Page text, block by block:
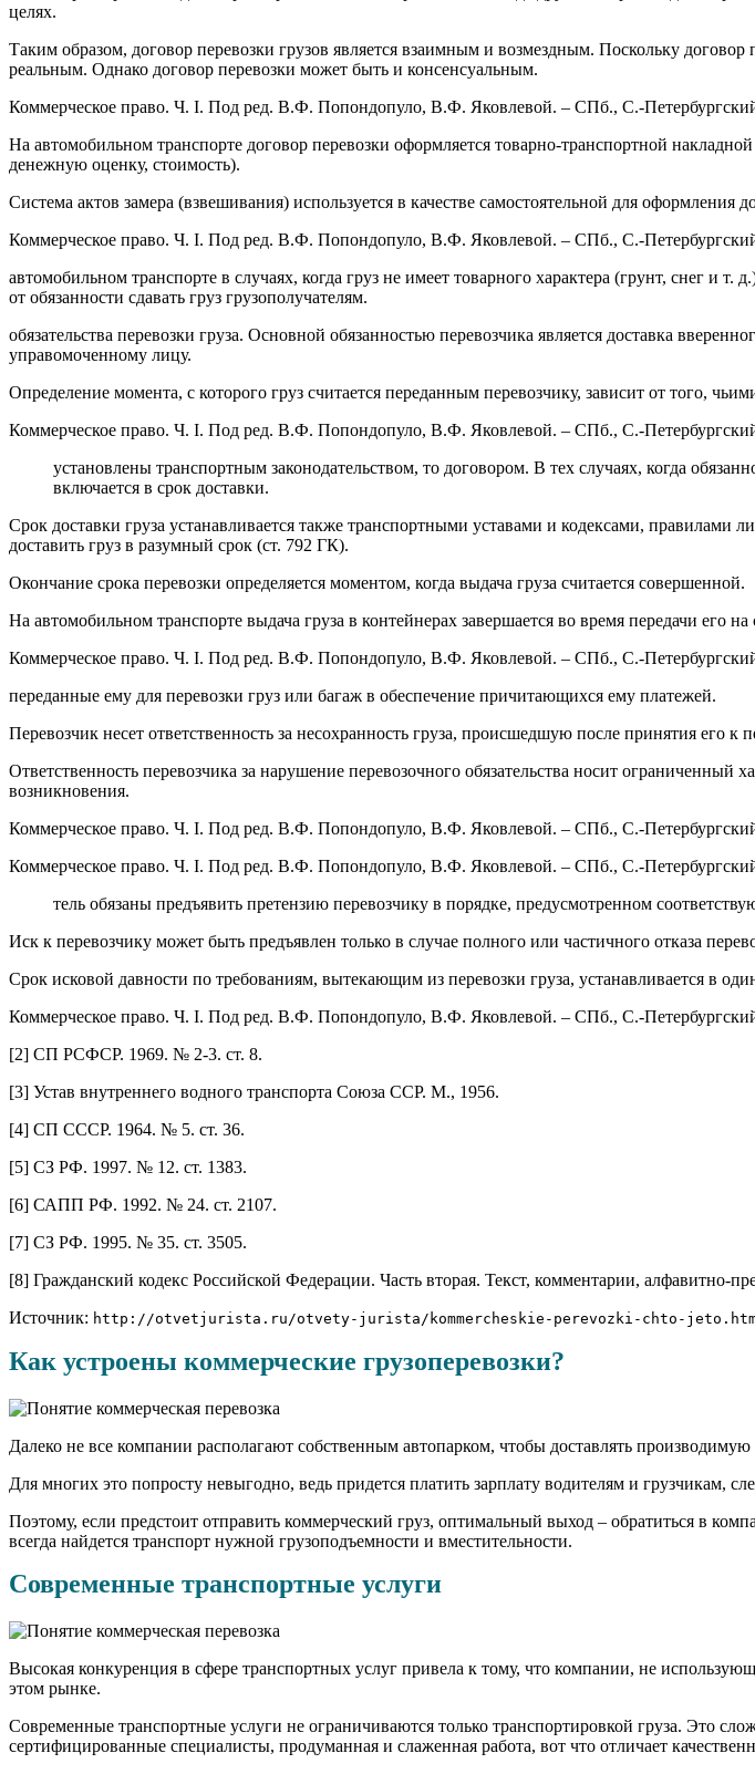
целях.
Таким образом, договор перевозки грузов является взаимным и возмездным. Поскольку договор
реальным. Однако договор перевозки может быть и консенсуальным.
Коммерческое право. Ч. I. Под ред. В.Ф. Попондопуло, В.Ф. Яковлевой. – СПб., С.-
На автомобильном транспорте договор перевозки оформляется товарно-транспортной
денежную оценку, стоимость).
Система актов замера (взвешивания) используется в качестве самостоятельной для оформления
Коммерческое право. Ч. I. Под ред. В.Ф. Попондопуло, В.Ф. Яковлевой. – СПб., С.-
автомобильном транспорте в случаях, когда груз не имеет товарного характера (грунт, снег и
от обязанности сдавать груз грузополучателям.
обязательства перевозки груза. Основной обязанностью перевозчика является доставка
управомоченному лицу.
Определение момента, с которого груз считается переданным перевозчику, зависит от того,
Коммерческое право. Ч. I. Под ред. В.Ф. Попондопуло, В.Ф. Яковлевой. – СПб., С.-
установлены транспортным законодательством, то договором. В тех случаях, когда
включается в срок доставки.
Срок доставки груза устанавливается также транспортными уставами и кодексами, правилами
доставить груз в разумный срок (ст. 792 ГК).
Окончание срока перевозки определяется моментом, когда выдача груза считается совершенной.
На автомобильном транспорте выдача груза в контейнерах завершается во время передачи его на
Коммерческое право. Ч. I. Под ред. В.Ф. Попондопуло, В.Ф. Яковлевой. – СПб., С.-Петербургский
переданные ему для перевозки груз или багаж в обеспечение причитающихся ему платежей.
Перевозчик несет ответственность за несохранность груза, происшедшую после принятия его
Ответственность перевозчика за нарушение перевозочного обязательства носит ограниченный
возникновения.
Коммерческое право. Ч. I. Под ред. В.Ф. Попондопуло, В.Ф. Яковлевой. – СПб., С.-
Коммерческое право. Ч. I. Под ред. В.Ф. Попондопуло, В.Ф. Яковлевой. – СПб., С.-
тель обязаны предъявить претензию перевозчику в порядке, предусмотренном
Иск к перевозчику может быть предъявлен только в случае полного или частичного отказа
Срок исковой давности по требованиям, вытекающим из перевозки груза, устанавливается в
Коммерческое право. Ч. I. Под ред. В.Ф. Попондопуло, В.Ф. Яковлевой. – СПб., С.-
[2] СП РСФСР. 1969. № 2-3. ст. 8.
[3] Устав внутреннего водного транспорта Союза ССР. М., 1956.
[4] СП СССР. 1964. № 5. ст. 36.
[5] СЗ РФ. 1997. № 12. ст. 1383.
[6] САПП РФ. 1992. № 24. ст. 2107.
[7] СЗ РФ. 1995. № 35. ст. 3505.
[8] Гражданский кодекс Российской Федерации. Часть вторая. Текст, комментарии,
Источник: http://otvetjurista.ru/otvety-jurista/kommercheskie-perevozki-chto-
Как устроены коммерческие грузоперевозки?
Далеко не все компании располагают собственным автопарком, чтобы доставлять
Для многих это попросту невыгодно, ведь придется платить зарплату водителям и грузчикам,
Поэтому, если предстоит отправить коммерческий груз, оптимальный выход – обратиться в
всегда найдется транспорт нужной грузоподъемности и вместительности.
Современные транспортные услуги
Высокая конкуренция в сфере транспортных услуг привела к тому, что компании, не
этом рынке.
Современные транспортные услуги не ограничиваются только транспортировкой груза. Это
сертифицированные специалисты, продуманная и слаженная работа, вот что отличает